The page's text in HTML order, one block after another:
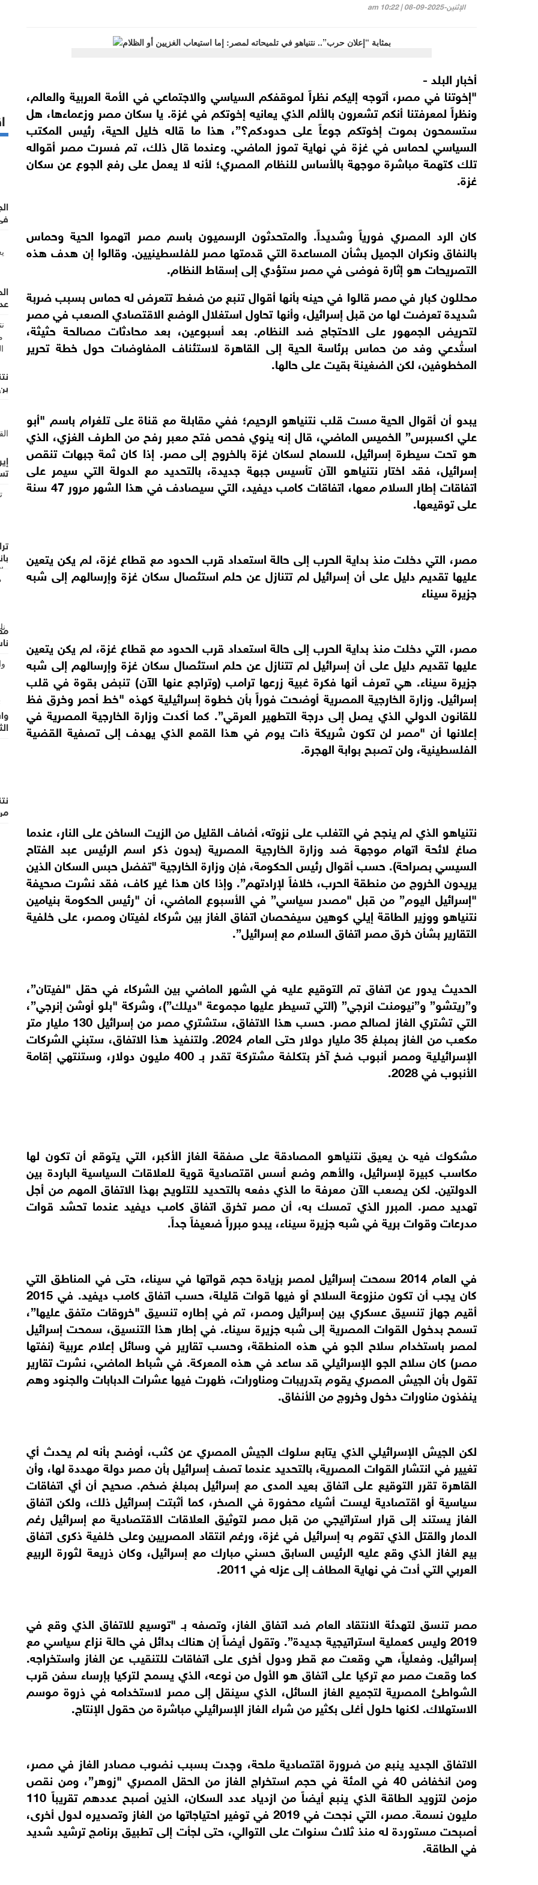
الإثنين-2025-09-08 | 10:22 am
أخبار البلد -
"إخوتنا في مصر، أتوجه إليكم نظراً لموقفكم السياسي والاجتماعي في الأمة العربية والعالم،
ونظراً لمعرفتنا أنكم تشعرون بالألم الذي يعانيه إخوتكم في غزة. يا سكان مصر وزعماءها، هل
ستسمحون بموت إخوتكم جوعاً على حدودكم؟”، هذا ما قاله خليل الحية، رئيس المكتب
السياسي لحماس في غزة في نهاية تموز الماضي. وعندما قال ذلك، تم فسرت مصر أقواله
تلك كتهمة مباشرة موجهة بالأساس للنظام المصري؛ لأنه لا يعمل على رفع الجوع عن سكان
غزة.
كان الرد المصري فورياً وشديداً. والمتحدثون الرسميون باسم مصر اتهموا الحية وحماس
بالنفاق ونكران الجميل بشأن المساعدة التي قدمتها مصر للفلسطينيين. وقالوا إن هدف هذه
التصريحات هو إثارة فوضى في مصر ستؤدي إلى إسقاط النظام.
محللون كبار في مصر قالوا في حينه بأنها أقوال تنبع من ضغط تتعرض له حماس بسبب ضربة
شديدة تعرضت لها من قبل إسرائيل، وأنها تحاول استغلال الوضع الاقتصادي الصعب في مصر
لتحريض الجمهور على الاحتجاج ضد النظام. بعد أسبوعين، بعد محادثات مصالحة حثيثة،
استُدعي وفد من حماس برئاسة الحية إلى القاهرة لاستئناف المفاوضات حول خطة تحرير
المخطوفين، لكن الضغينة بقيت على حالها.
يبدو أن أقوال الحية مست قلب نتنياهو الرحيم؛ ففي مقابلة مع قناة على تلغرام باسم "أبو
علي اكسبرس” الخميس الماضي، قال إنه ينوي فحص فتح معبر رفح من الطرف الغزي، الذي
هو تحت سيطرة إسرائيل، للسماح لسكان غزة بالخروج إلى مصر. إذا كان ثمة جبهات تنقص
إسرائيل، فقد اختار نتنياهو الآن تأسيس جبهة جديدة، بالتحديد مع الدولة التي سيمر على
اتفاقات إطار السلام معها، اتفاقات كامب ديفيد، التي سيصادف في هذا الشهر مرور 47 سنة
على توقيعها.
مصر، التي دخلت منذ بداية الحرب إلى حالة استعداد قرب الحدود مع قطاع غزة، لم يكن يتعين
عليها تقديم دليل على أن إسرائيل لم تتنازل عن حلم استئصال سكان غزة وإرسالهم إلى شبه
جزيرة سيناء
مصر، التي دخلت منذ بداية الحرب إلى حالة استعداد قرب الحدود مع قطاع غزة، لم يكن يتعين
عليها تقديم دليل على أن إسرائيل لم تتنازل عن حلم استئصال سكان غزة وإرسالهم إلى شبه
جزيرة سيناء. هي تعرف أنها فكرة غبية زرعها ترامب (وتراجع عنها الآن) تنبض بقوة في قلب
إسرائيل. وزارة الخارجية المصرية أوضحت فوراً بأن خطوة إسرائيلية كهذه "خط أحمر وخرق فظ
للقانون الدولي الذي يصل إلى درجة التطهير العرقي”. كما أكدت وزارة الخارجية المصرية في
إعلانها أن "مصر لن تكون شريكة ذات يوم في هذا القمع الذي يهدف إلى تصفية القضية
الفلسطينية، ولن تصبح بوابة الهجرة.
نتنياهو الذي لم ينجح في التغلب على نزوته، أضاف القليل من الزيت الساخن على النار، عندما
صاغ لائحة اتهام موجهة ضد وزارة الخارجية المصرية (بدون ذكر اسم الرئيس عبد الفتاح
السيسي بصراحة). حسب أقوال رئيس الحكومة، فإن وزارة الخارجية "تفضل حبس السكان الذين
يريدون الخروج من منطقة الحرب، خلافاً لإرادتهم”. وإذا كان هذا غير كاف، فقد نشرت صحيفة
"إسرائيل اليوم” من قبل "مصدر سياسي” في الأسبوع الماضي، أن "رئيس الحكومة بنيامين
نتنياهو ووزير الطاقة إيلي كوهين سيفحصان اتفاق الغاز بين شركاء لفيتان ومصر، على خلفية
التقارير بشأن خرق مصر اتفاق السلام مع إسرائيل”.
الحديث يدور عن اتفاق تم التوقيع عليه في الشهر الماضي بين الشركاء في حقل "لفيتان”،
و”ريتشو” و”نيومنت انرجي” (التي تسيطر عليها مجموعة "ديلك”)، وشركة "بلو أوشن إنرجي”،
التي تشتري الغاز لصالح مصر. حسب هذا الاتفاق، ستشتري مصر من إسرائيل 130 مليار متر
مكعب من الغاز بمبلغ 35 مليار دولار حتى العام 2024. ولتنفيذ هذا الاتفاق، ستبني الشركات
الإسرائيلية ومصر أنبوب ضخ آخر بتكلفة مشتركة تقدر بـ 400 مليون دولار، وستنتهي إقامة
الأنبوب في 2028.
مشكوك فيه ـن يعيق نتنياهو المصادقة على صفقة الغاز الأكبر، التي يتوقع أن تكون لها
مكاسب كبيرة لإسرائيل، والأهم وضع أسس اقتصادية قوية للعلاقات السياسية الباردة بين
الدولتين. لكن يصعب الآن معرفة ما الذي دفعه بالتحديد للتلويح بهذا الاتفاق المهم من أجل
تهديد مصر. المبرر الذي تمسك به، أن مصر تخرق اتفاق كامب ديفيد عندما تحشد قوات
مدرعات وقوات برية في شبه جزيرة سيناء، يبدو مبرراً ضعيفاً جداً.
في العام 2014 سمحت إسرائيل لمصر بزيادة حجم قواتها في سيناء، حتى في المناطق التي
كان يجب أن تكون منزوعة السلاح أو فيها قوات قليلة، حسب اتفاق كامب ديفيد. في 2015
أقيم جهاز تنسيق عسكري بين إسرائيل ومصر، تم في إطاره تنسيق "خروقات متفق عليها”،
تسمح بدخول القوات المصرية إلى شبه جزيرة سيناء. في إطار هذا التنسيق، سمحت إسرائيل
لمصر باستخدام سلاح الجو في هذه المنطقة، وحسب تقارير في وسائل إعلام عربية (نفتها
مصر) كان سلاح الجو الإسرائيلي قد ساعد في هذه المعركة. في شباط الماضي، نشرت تقارير
تقول بأن الجيش المصري يقوم بتدريبات ومناورات، ظهرت فيها عشرات الدبابات والجنود وهم
ينفذون مناورات دخول وخروج من الأنفاق.
لكن الجيش الإسرائيلي الذي يتابع سلوك الجيش المصري عن كثب، أوضح بأنه لم يحدث أي
تغيير في انتشار القوات المصرية، بالتحديد عندما تصف إسرائيل بأن مصر دولة مهددة لها، وأن
القاهرة تقرر التوقيع على اتفاق بعيد المدى مع إسرائيل بمبلغ ضخم. صحيح أن أي اتفاقات
سياسية أو اقتصادية ليست أشياء محفورة في الصخر، كما أثبتت إسرائيل ذلك، ولكن اتفاق
الغاز يستند إلى قرار استراتيجي من قبل مصر لتوثيق العلاقات الاقتصادية مع إسرائيل رغم
الدمار والقتل الذي تقوم به إسرائيل في غزة، ورغم انتقاد المصريين وعلى خلفية ذكرى اتفاق
بيع الغاز الذي وقع عليه الرئيس السابق حسني مبارك مع إسرائيل، وكان ذريعة لثورة الربيع
العربي التي أدت في نهاية المطاف إلى عزله في 2011.
مصر تنسق لتهدئة الانتقاد العام ضد اتفاق الغاز، وتصفه بـ "توسيع للاتفاق الذي وقع في
2019 وليس كعملية استراتيجية جديدة”. وتقول أيضاً إن هناك بدائل في حالة نزاع سياسي مع
إسرائيل. وفعلياً، هي وقعت مع قطر ودول أخرى على اتفاقات للتنقيب عن الغاز واستخراجه.
كما وقعت مصر مع تركيا على اتفاق هو الأول من نوعه، الذي يسمح لتركيا بإرساء سفن قرب
الشواطئ المصرية لتجميع الغاز السائل، الذي سينقل إلى مصر لاستخدامه في ذروة موسم
الاستهلاك. لكنها حلول أغلى بكثير من شراء الغاز الإسرائيلي مباشرة من حقول الإنتاج.
الاتفاق الجديد ينبع من ضرورة اقتصادية ملحة، وجدت بسبب نضوب مصادر الغاز في مصر،
ومن انخفاض 40 في المئة في حجم استخراج الغاز من الحقل المصري "زوهر”، ومن نقص
مزمن لتزويد الطاقة الذي ينبع أيضاً من ازدياد عدد السكان، الذين أصبح عددهم تقريباً 110
مليون نسمة. مصر، التي نجحت في 2019 في توفير احتياجاتها من الغاز وتصديره لدول أخرى،
أصبحت مستوردة له منذ ثلاث سنوات على التوالي، حتى لجأت إلى تطبيق برنامج ترشيد شديد
في الطاقة.